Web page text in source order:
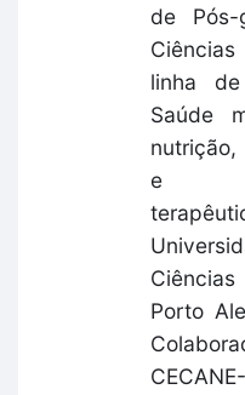
de Pós-
linha
Saúde
e
Porto